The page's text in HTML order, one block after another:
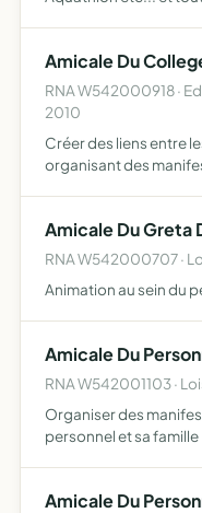
Amicale Du
RNA W542000918 ·
2010
Créer des liens entre
organisant des
Amicale Du Greta
RNA W542000707 ·
Animation au sein du
Amicale Du
RNA W542001103 ·
Organiser des
personnel et sa famille
Amicale Du